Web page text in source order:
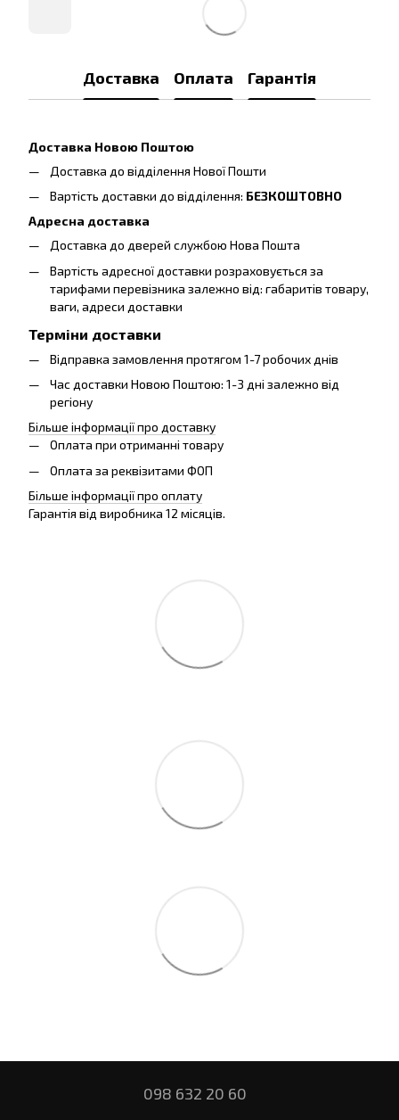
Доставка Оплата Гарантія
Доставка Новою Поштою
Доставка до відділення Нової Пошти
Вартість доставки до відділення: БЕЗКОШТОВНО
Адресна доставка
Доставка до дверей службою Нова Пошта
Вартість адресної доставки розраховується за
тарифами перевізника залежно від: габаритів товару,
ваги, адреси доставки
Терміни доставки
Відправка замовлення протягом 1-7 робочих днів
Час доставки Новою Поштою: 1-3 дні залежно від
регіону
Більше інформації про доставку
Оплата при отриманні товару
Оплата за реквізитами ФОП
Більше інформації про оплату
Гарантія від виробника 12 місяців.
098 632 20 60